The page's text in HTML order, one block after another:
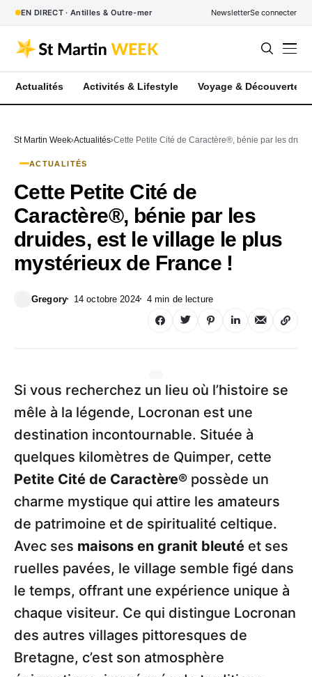
EN DIRECT · Antilles & Outre-mer NewsletterSe connecter
Actualités Activités & Lifestyle Voyage & Découverte
St Martin Week Actualités Cette Petite Cité de Caractère®, bénie par les
ACTUALITÉS
Cette Petite Cité de
Caractère®, bénie par les
druides, est le village le plus
mystérieux de France !
Gregory 14 octobre 2024 4 min de lecture
Si vous recherchez un lieu où l’histoire se
mêle à la légende, Locronan est une
destination incontournable. Située à
quelques kilomètres de Quimper, cette
Petite Cité de Caractère® possède un
charme mystique qui attire les amateurs
de patrimoine et de spiritualité celtique.
Avec ses maisons en granit bleuté et ses
ruelles pavées, le village semble figé dans
le temps, offrant une expérience unique à
chaque visiteur. Ce qui distingue Locronan
des autres villages pittoresques de
Bretagne, c’est son atmosphère